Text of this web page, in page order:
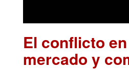
El conflicto
mercado y